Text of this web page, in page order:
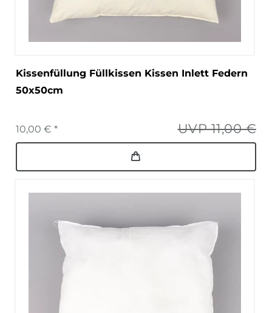
Kissenfüllung Füllkissen Kissen Inlett Federn
50x50cm
UVP 11,00 €
10,00 € *